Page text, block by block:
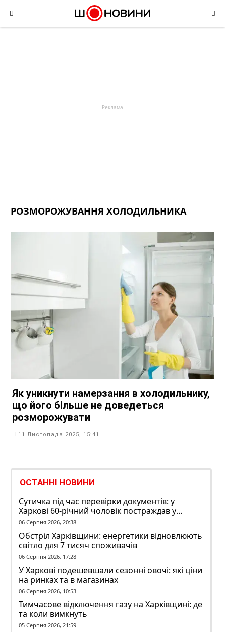
content
РОЗМОРОЖУВАННЯ ХОЛОДИЛЬНИКА
Як уникнути намерзання в холодильнику,
що його більше не доведеться
розморожувати
11 Листопада 2025, 15:41
ОСТАННІ НОВИНИ
Сутичка під час перевірки документів: у
Харкові 60-річний чоловік постраждав у
конфлікті з ТЦК
06 Серпня 2026, 20:38
Обстріл Харківщини: енергетики відновлюють
світло для 7 тисяч споживачів
06 Серпня 2026, 17:28
У Харкові подешевшали сезонні овочі: які ціни
на ринках та в магазинах
06 Серпня 2026, 10:53
Тимчасове відключення газу на Харківщині: де
та коли вимкнуть
05 Серпня 2026, 21:59